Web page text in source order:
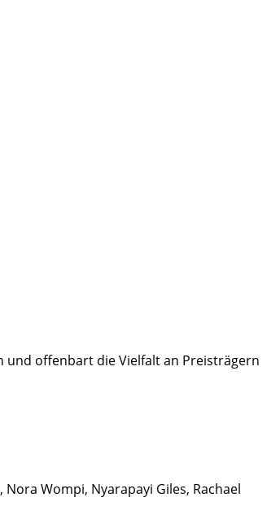
und offenbart die Vielfalt an Preisträgern
Wompi, Nyarapayi Giles, Rachael